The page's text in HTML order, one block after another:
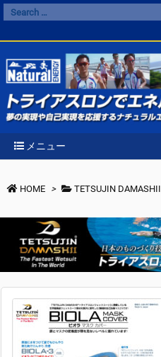
メニュー
HOME > TETSUJIN DAMASHII